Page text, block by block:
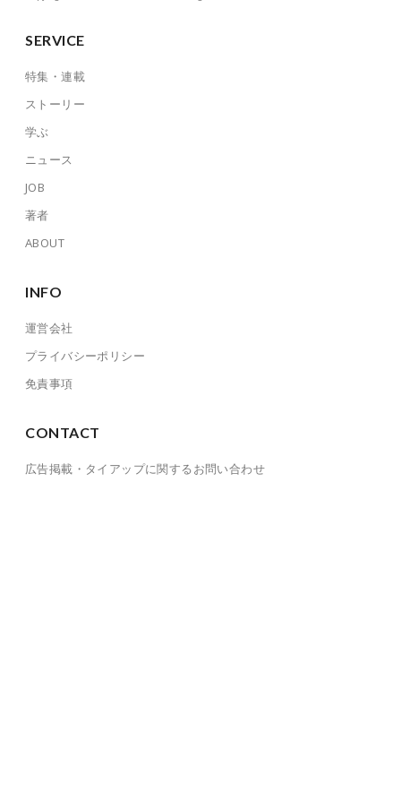
SERVICE
特集・連載
ストーリー
学ぶ
ニュース
JOB
著者
ABOUT
INFO
運営会社
プライバシーポリシー
免責事項
CONTACT
広告掲載・タイアップに関するお問い合わせ